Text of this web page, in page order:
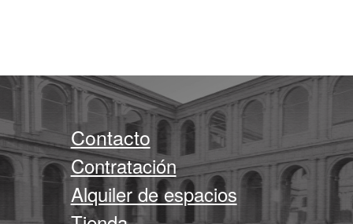
Contacto
Contratación
Alquiler de espacios